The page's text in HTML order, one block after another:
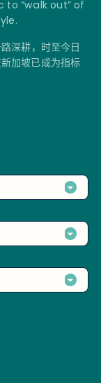
“walk out” of
深耕，时至今日
加坡已成为指标